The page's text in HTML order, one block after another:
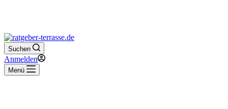
Suchen
Anmelden
Menü